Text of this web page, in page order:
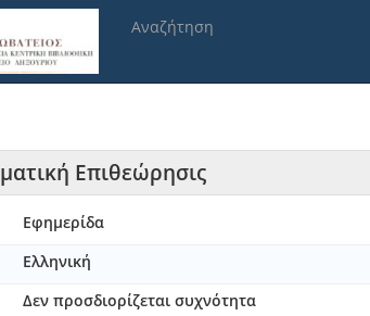
Αναζήτηση
Επιθεώρησις
Εφημερίδα
Ελληνική
Δεν προσδιορίζεται συχνότητα